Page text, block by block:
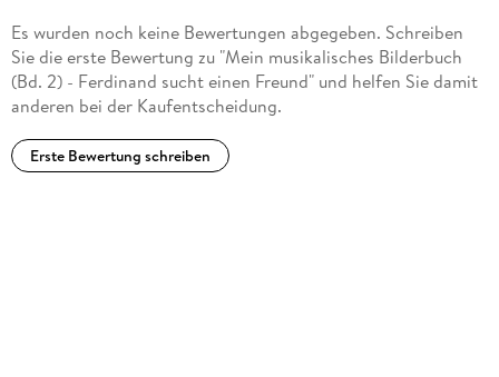
Es wurden noch keine Bewertungen abgegeben. Schreiben
Sie die erste Bewertung zu "Mein musikalisches Bilderbuch
(Bd. 2) - Ferdinand sucht einen Freund" und helfen Sie damit
anderen bei der Kaufentscheidung.
Erste Bewertung schreiben